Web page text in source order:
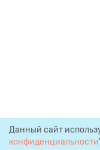
Данный сайт
конфиденциальности